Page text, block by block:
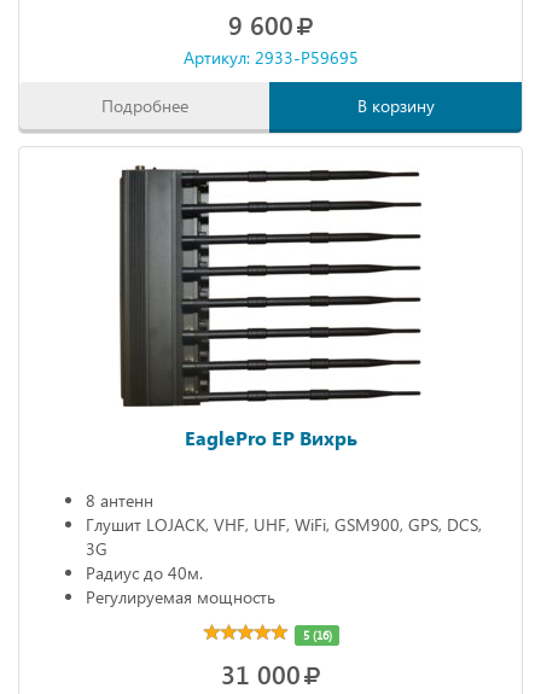
9 600
Артикул: 2933-P59695
Подробнее В корзину
EaglePro EP Вихрь
8 антенн
Глушит LOJACK, VHF, UHF, WiFi, GSM900, GPS, DCS,
3G
Радиус до 40м.
Регулируемая мощность
5 (16)
31 000